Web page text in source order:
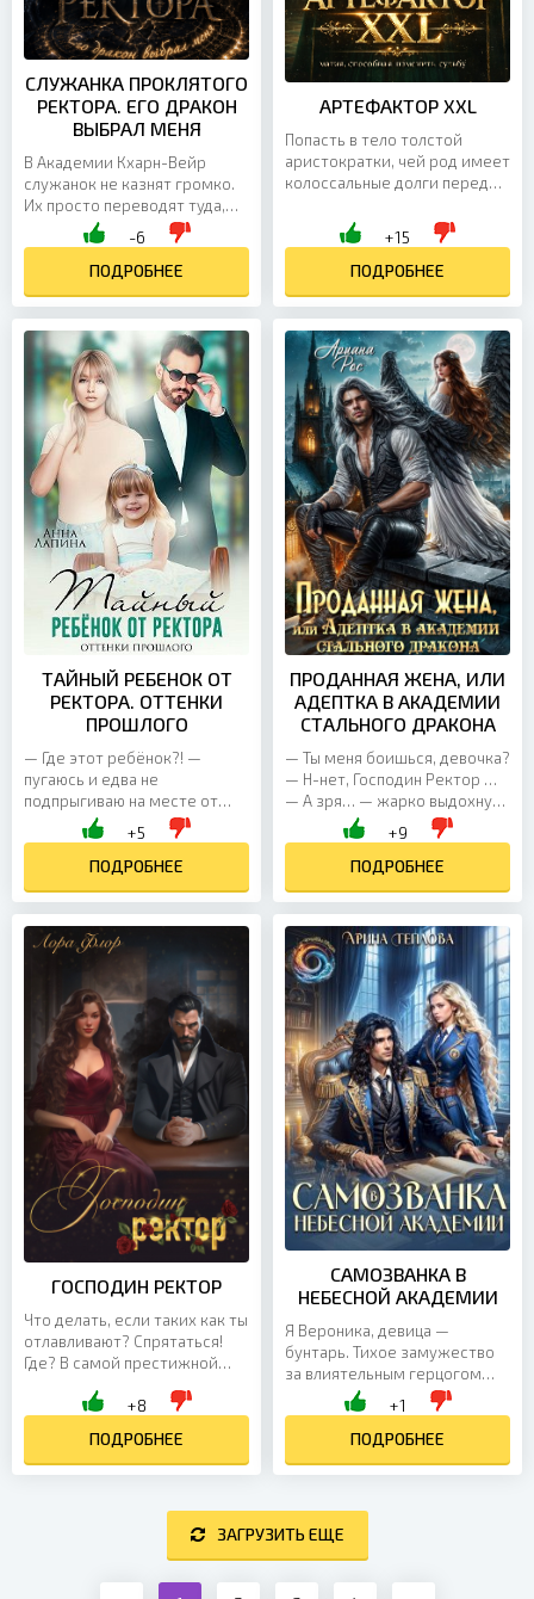
СЛУЖАНКА ПРОКЛЯТОГО
РЕКТОРА. ЕГО ДРАКОН
ВЫБРАЛ МЕНЯ
В Академии Кхарн-Вейр
служанок не казнят громко.
Их просто переводят туда,
откуда не возвращаются.
Меня обвинили в краже
печати Черного Ректора и...
-6
ПОДРОБНЕЕ
АРТЕФАКТОР XXL
Попасть в тело толстой
аристократки, чей род имеет
колоссальные долги перед
для бывшей спортсменки
Варвары. Казалось бы, всё...
+15
ПОДРОБНЕЕ
ТАЙНЫЙ РЕБЕНОК ОТ
РЕКТОРА. ОТТЕНКИ
ПРОШЛОГО
— Где этот ребёнок?! —
пугаюсь и едва не
подпрыгиваю на месте от
громкого рыка. — Девушка!
Оборачиваюсь, поднимая
взгляд на мужчину. Спокойно
стояла...
+5
ПОДРОБНЕЕ
ПРОДАННАЯ ЖЕНА, ИЛИ
АДЕПТКА В АКАДЕМИИ
СТАЛЬНОГО ДРАКОНА
— Ты меня боишься, девочка?
— Н-нет, Господин Ректор …
— А зря… — жарко выдохнул
Дракон мне в губы. *** Я —
слабейшая в роду, едва
способная к магии....
+9
ПОДРОБНЕЕ
ГОСПОДИН РЕКТОР
Что делать, если таких как ты
отлавливают? Спрятаться!
Где? В самой престижной
носом генерала-ректора, в
+8
ПОДРОБНЕЕ
САМОЗВАНКА В
НЕБЕСНОЙ АКАДЕМИИ
Я Вероника, девица —
бунтарь. Тихое замужество
за влиятельным герцогом
вызывает у меня тоску и
брезгливость. Я жажду
покорить мир,
путешествовать,...
+1
ПОДРОБНЕЕ
ЗАГРУЗИТЬ ЕЩЕ